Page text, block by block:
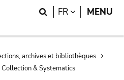
Search
FR LANGUAGE
MENU
archives et bibliothèques
& Systematics